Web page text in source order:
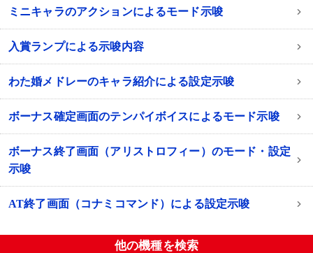
ミニキャラのアクションによるモード示唆
入賞ランプによる示唆内容
わた婚メドレーのキャラ紹介による設定示唆
ボーナス確定画面のテンパイボイスによるモード示唆
ボーナス終了画面（アリストロフィー）のモード・設定
示唆
AT終了画面（コナミコマンド）による設定示唆
他の機種を検索